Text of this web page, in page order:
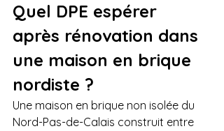
Quel DPE espérer
après rénovation dans
une maison en brique
nordiste ?
Une maison en brique non isolée du
Nord-Pas-de-Calais construit entre